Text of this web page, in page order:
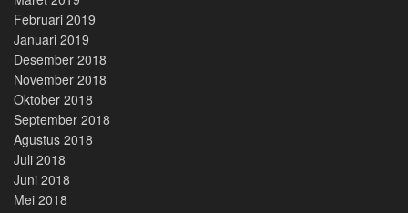
Februari 2019
Januari 2019
Desember 2018
November 2018
Oktober 2018
September 2018
Agustus 2018
Juli 2018
Juni 2018
Mei 2018